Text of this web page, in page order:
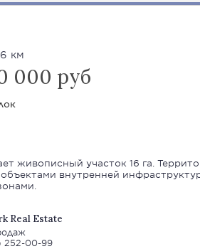
км
000 руб
живописный участок 16 га.
внутренней
Real Estate
252-00-99